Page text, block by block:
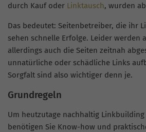
durch Kauf oder Linktausch, wurden
Das bedeutet: Seitenbetreiber, die ihr
sehen schnelle Erfolge. Leider werden
allerdings auch die Seiten zeitnah
unnatürliche oder schädliche Links
Sorgfalt sind also wichtiger denn je.
Grundregeln
Um heutzutage nachhaltig Linkbuilding
benötigen Sie Know-how und